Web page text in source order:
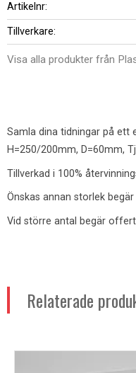
Artikelnr
Tillverkare
Visa alla produkter från
Samla dina tidningar på ett
H=250/200mm, D=60mm,
Tillverkad i 100%
Önskas annan storlek
Vid större antal begär
Relaterade